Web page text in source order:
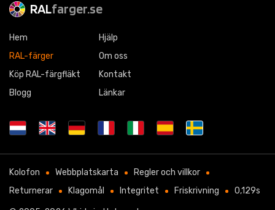
RALfarger.se
Hem
RAL-färger
Köp RAL-färgfläkt
Blogg
Hjälp
Om oss
Kontakt
Länkar
Kolofon Webbplatskarta
Regler och villkor
Returnerar
Klagomål Integritet Friskrivning 0,129s